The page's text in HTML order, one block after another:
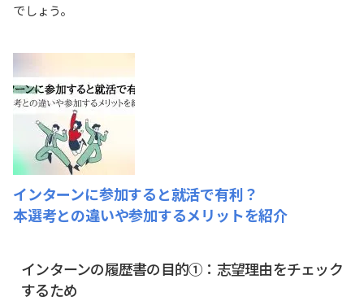
でしょう。
インターンに参加すると就活で有利？
本選考との違いや参加するメリットを紹介
インターンの履歴書の目的①：志望理由をチェック
するため